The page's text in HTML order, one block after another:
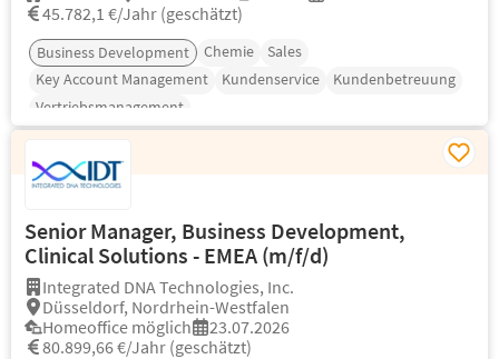
45.782,1 €/Jahr (geschätzt)
Business Development Chemie
Sales
Key Account Management
Kundenservice
Kundenbetreuung
Vertriebsmanagement
Senior Manager, Business Development,
Clinical Solutions - EMEA (m/f/d)
Integrated DNA Technologies, Inc.
Düsseldorf, Nordrhein-Westfalen
Homeoffice möglich
23.07.2026
80.899,66 €/Jahr (geschätzt)